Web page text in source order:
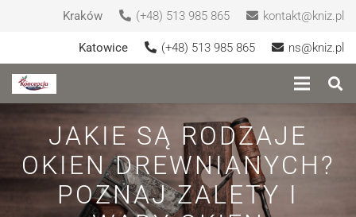
Kraków (+48) 513 985 865 kontakt@kniz.pl
Katowice (+48) 513 985 865 ns@kniz.pl
JAKIE SĄ RODZAJE
OKIEN DREWNIANYCH?
POZNAJ ZALETY I